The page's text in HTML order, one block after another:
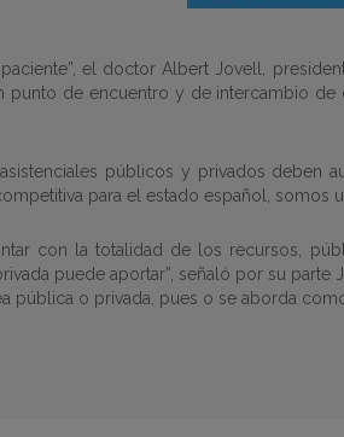
el doctor Albert Jovell,
de encuentro y de intercambio
públicos y privados deben
para el estado español, somos
con la totalidad de los recursos,
puede aportar”, señaló por su
pública o privada, pues o se aborda